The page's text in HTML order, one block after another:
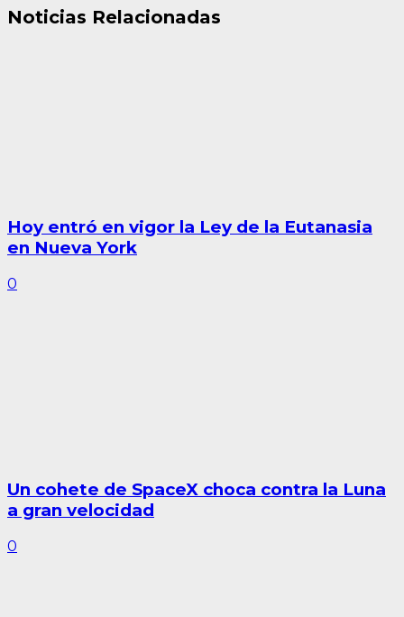
Noticias Relacionadas
Hoy entró en vigor la Ley de la Eutanasia
en Nueva York
0
Un cohete de SpaceX choca contra la Luna
a gran velocidad
0